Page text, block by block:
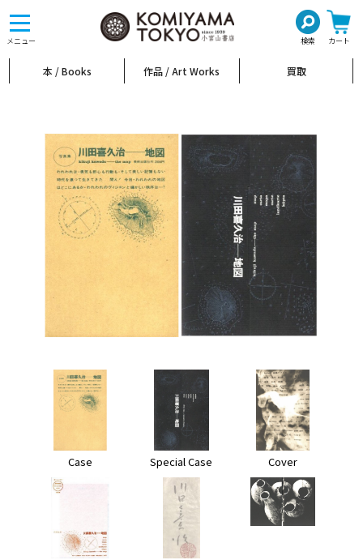
メニュー 検索 カート
toggle
navigation
本 / Books 作品 / Art Works 買取
Case Special Case Cover